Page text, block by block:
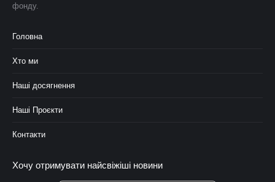
фонду.
Головна
Хто ми
Наші досягнення
Наші Проєкти
Контакти
Хочу отримувати найсвіжіші новини